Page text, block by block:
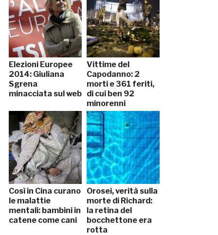
Elezioni Europee
2014: Giuliana
Sgrena
minacciata sul web
Vittime del
Capodanno: 2
morti e 361 feriti,
di cui ben 92
minorenni
Così in Cina curano
le malattie
mentali: bambini in
catene come cani
Orosei, verità sulla
morte di Richard:
la retina del
bocchettone era
rotta